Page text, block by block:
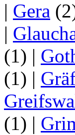
| Gera
|
(1) |
(1) |
(1) |